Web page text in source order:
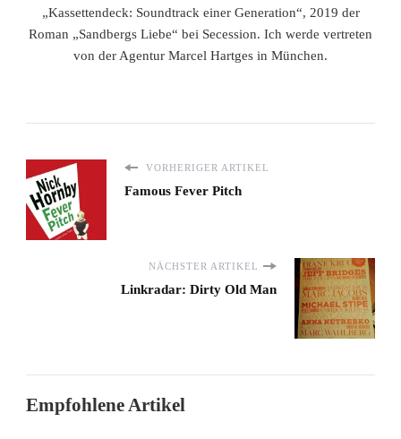
„Kassettendeck: Soundtrack einer Generation“, 2019 der
Roman „Sandbergs Liebe“ bei Secession. Ich werde vertreten
von der Agentur Marcel Hartges in München.
VORHERIGER ARTIKEL
Famous Fever Pitch
NÄCHSTER ARTIKEL
Linkradar: Dirty Old Man
Empfohlene Artikel